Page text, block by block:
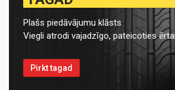
Plašs piedāvājumu klāsts
Viegli atrodi vajadzīgo, pateicoties
Pirkt tagad